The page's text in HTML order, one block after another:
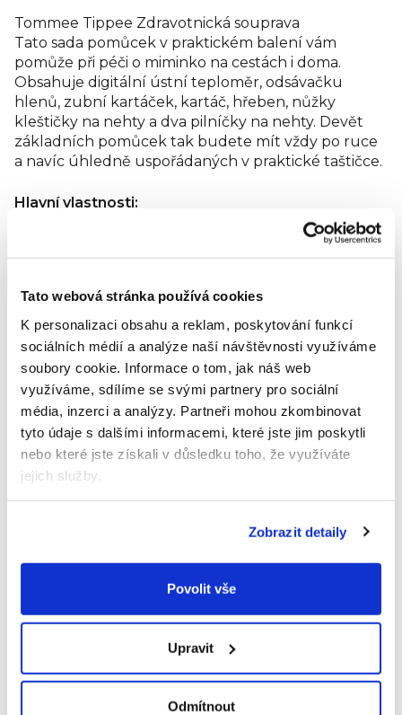
Tato webová stránka používá cookies
K personalizaci obsahu a reklam, poskytování funkcí
sociálních médií a analýze naší návštěvnosti využíváme
soubory cookie. Informace o tom, jak náš web
využíváme, sdílíme se svými partnery pro sociální
média, inzerci a analýzy. Partneři mohou zkombinovat
tyto údaje s dalšími informacemi, které jste jim poskytli
nebo které jste získali v důsledku toho, že využíváte
jejich služby.
Zobrazit detaily
Povolit vše
Upravit
Odmítnout
Tommee Tippee Zdravotnická souprava
Tato sada pomůcek v praktickém balení vám
pomůže při péči o miminko na cestách i doma.
Obsahuje digitální ústní teploměr, odsávačku
hlenů, zubní kartáček, kartáč, hřeben, nůžky
kleštičky na nehty a dva pilníčky na nehty. Devět
základních pomůcek tak budete mít vždy po ruce
a navíc úhledně uspořádaných v praktické taštičce.
Hlavní vlastnosti:
•balení na cesty i na doma
Hodnocení produktu
Buďte první, kdo napíše příspěvek k této položce.
Pouze registrovaní uživatelé mohou vkládat
hodnocení. Prosím
přihlaste se
Výrobní
společnost
Mayborn
Adresa:
upon Tyne NE12 8EW, Spojené
výrobce v
Target Sales s.r.o.
zástupce v
Na Příkopě 18, 110 00 Praha 1
E-mail
zástupce v